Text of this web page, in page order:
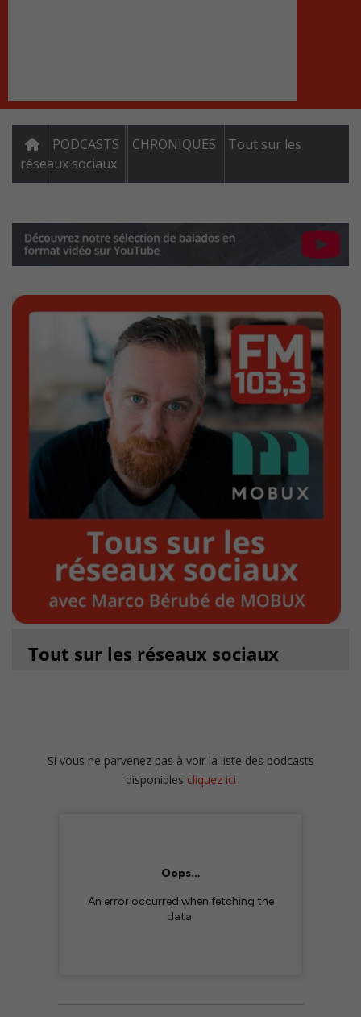
PODCASTS CHRONIQUES
Tout sur les
réseaux sociaux
Tout sur les réseaux sociaux
Si vous ne parvenez pas à voir la liste des podcasts
disponibles cliquez ici